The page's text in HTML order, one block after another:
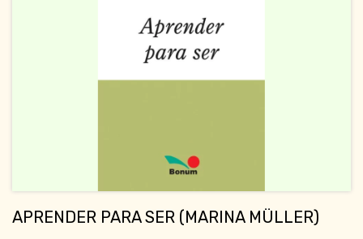
APRENDER PARA SER (MARINA MÜLLER)